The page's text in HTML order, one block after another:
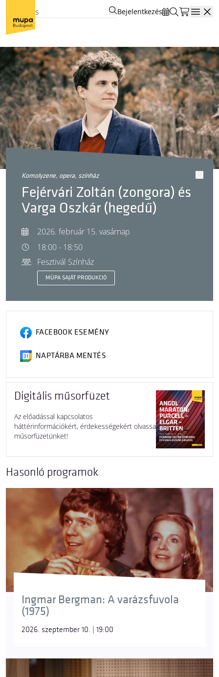
Bejelentkezés
komolyzene, opera, színház
Fejérvári Zoltán (zongora) és
Varga Oszkár (hegedű)
2026. február 15. vasárnap
18:00 - 18:50
Fesztivál Színház
MÜPA SAJÁT PRODUKCIÓ
FACEBOOK ESEMÉNY
NAPTÁRBA MENTÉS
Digitális műsorfüzet
Az előadással kapcsolatos
háttérinformációkért, érdekességekért olvassa
műsorfüzetünket!
Hasonló programok
Ingmar Bergman: A varázsfuvola
(1975)
2026. szeptember 10. | 19:00